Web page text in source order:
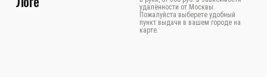
удалённости от Москвы.
Пожалуйста выберете удобный
пункт выдачи в вашем городе на
карте.